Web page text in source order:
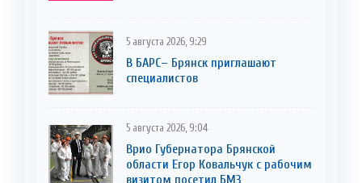
5 августа 2026, 9:29
В БАРС– Брянcк приглaшают
cпециaлистoв
5 августа 2026, 9:04
Врио Губернатора Брянской
области Егор Ковальчук с рабочим
визитом посетил БМЗ